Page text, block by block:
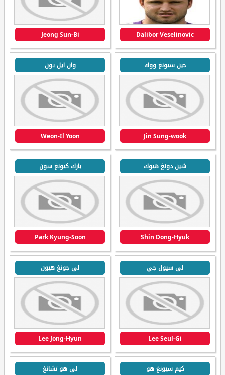
Dalibor Veselinovic
Jeong Sun-Bi
جين سيونغ ووك
Jin Sung-wook
وان ايل يون
Weon-Il Yoon
شين دونغ هيوك
Shin Dong-Hyuk
بارك كيونغ سون
Park Kyung-Soon
لي سيول جي
Lee Seul-Gi
لي جونغ هيون
Lee Jong-Hyun
كيم سيونغ هو لي هو تشانغ